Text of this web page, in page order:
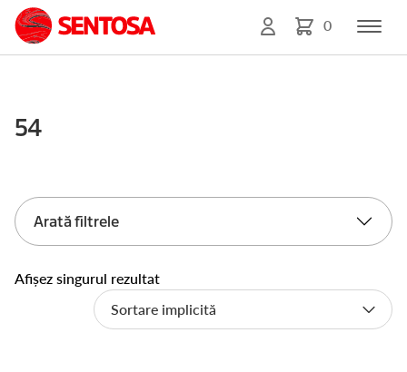
0
54
Arată filtrele
Afișez singurul rezultat